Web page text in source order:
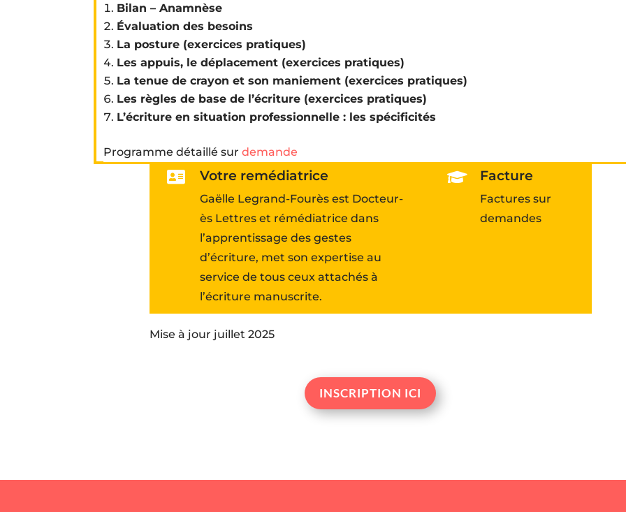
Bilan – Anamnèse
Évaluation des besoins
La posture (exercices pratiques)
Les appuis, le déplacement (exercices pratiques)
La tenue de crayon et son maniement (exercices pratiques)
Les règles de base de l’écriture (exercices pratiques)
L’écriture en situation professionnelle : les spécificités
Programme détaillé surdemande
 Votre remédiatrice
Gaëlle Legrand-Fourès est Docteur-
ès Lettres et rémédiatrice dans
l’apprentissage des gestes
d’écriture, met son expertise au
service de tous ceux attachés à
l’écriture manuscrite.
 Facture
Factures sur
demandes
Mise à jour juillet 2025
INSCRIPTION ICI